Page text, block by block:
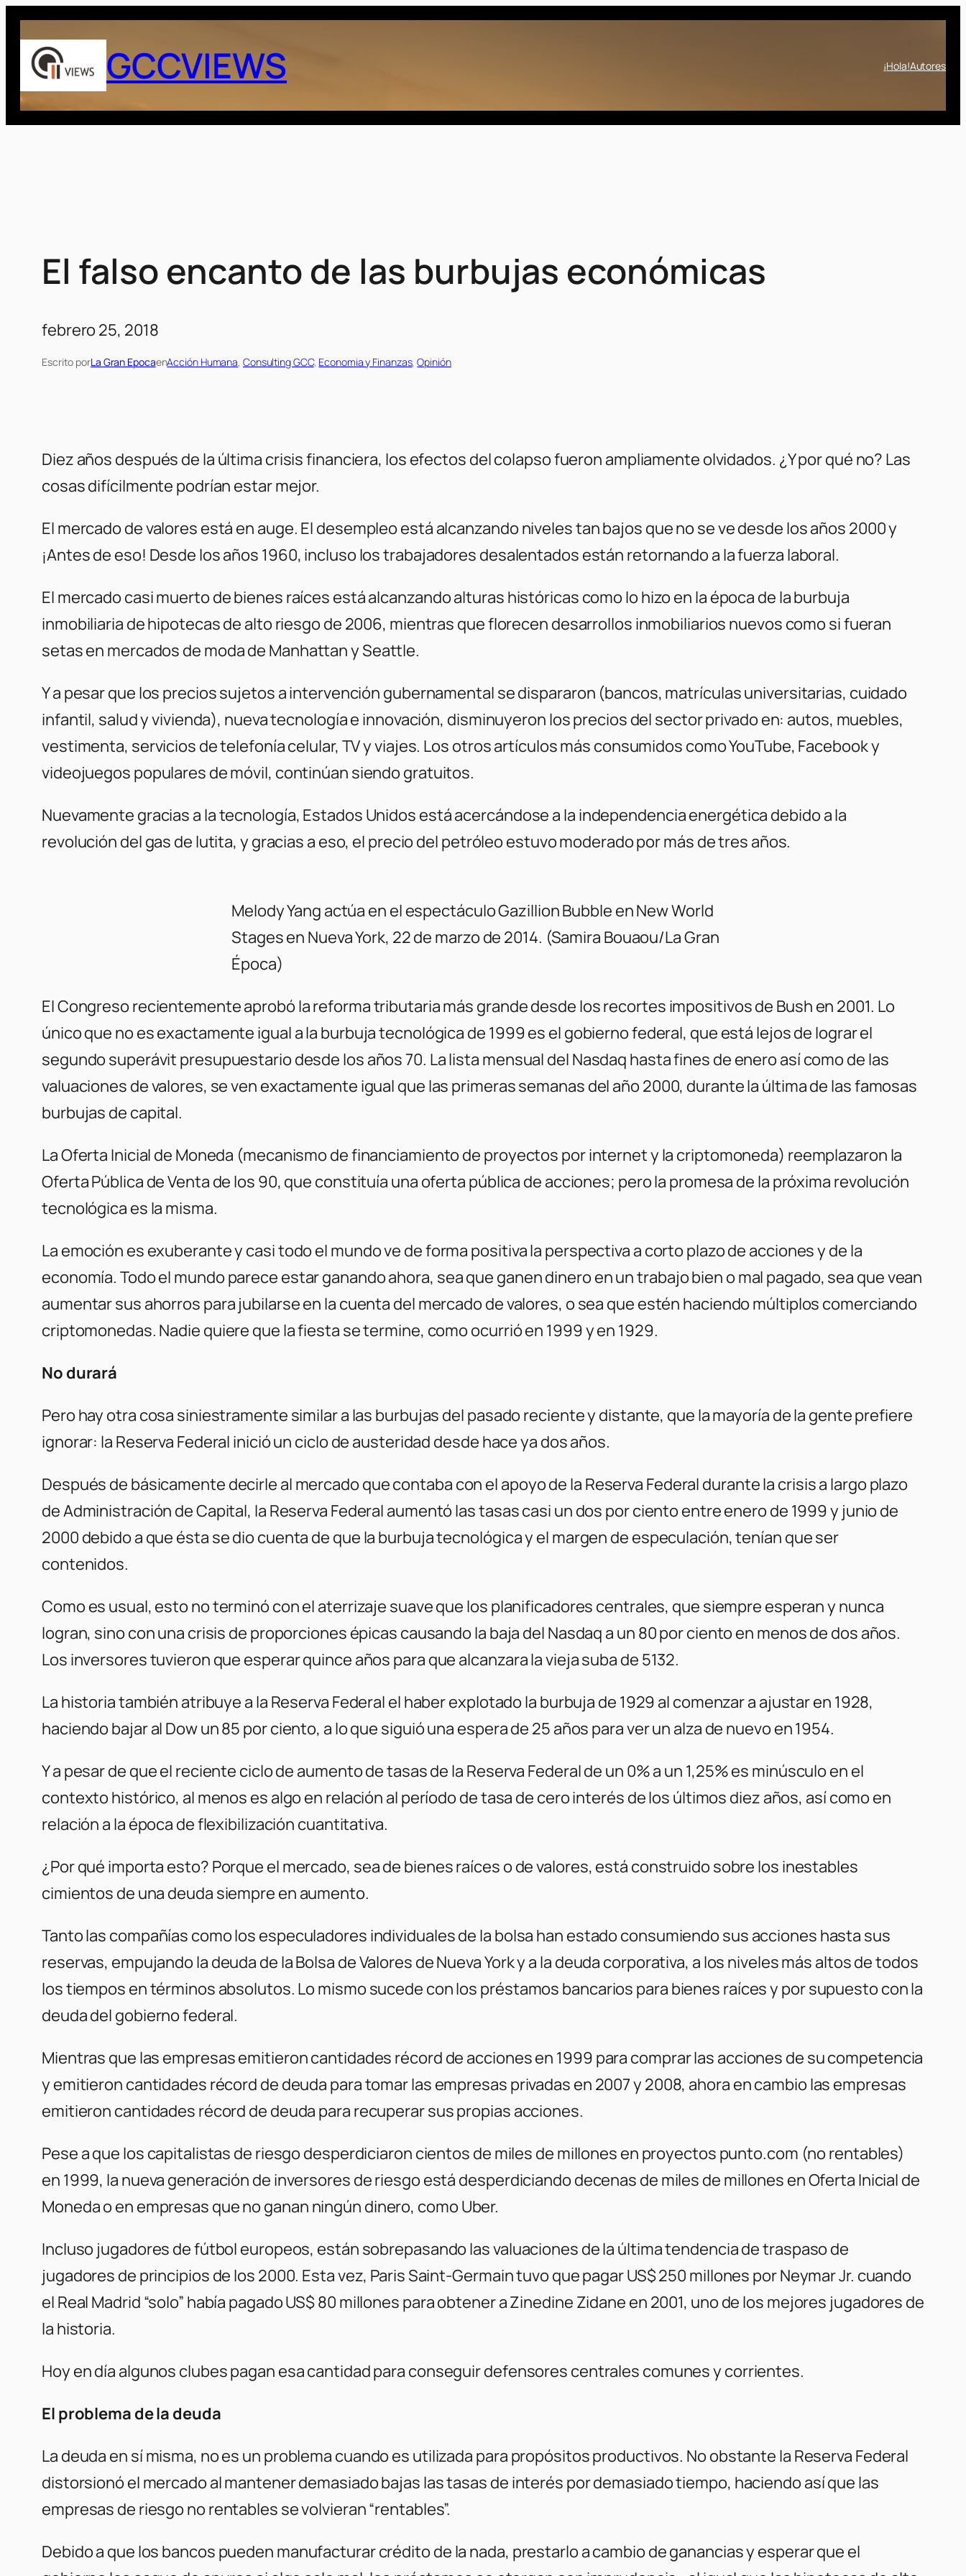
Saltar
contenido
GCCVIEWS ¡Hola!Autores
El falso encanto de las burbujas económicas
febrero 25, 2018
Escrito porLa Gran EpocaenAcción Humana, Consulting GCC, Economia y Finanzas, Opinión
Diez años después de la última crisis financiera, los efectos del colapso fueron ampliamente olvidados. ¿Y por qué no? Las
cosas difícilmente podrían estar mejor.
El mercado de valores está en auge. El desempleo está alcanzando niveles tan bajos que no se ve desde los años 2000 y
¡Antes de eso! Desde los años 1960, incluso los trabajadores desalentados están retornando a la fuerza laboral.
El mercado casi muerto de bienes raíces está alcanzando alturas históricas como lo hizo en la época de la burbuja
inmobiliaria de hipotecas de alto riesgo de 2006, mientras que florecen desarrollos inmobiliarios nuevos como si fueran
setas en mercados de moda de Manhattan y Seattle.
Y a pesar que los precios sujetos a intervención gubernamental se dispararon (bancos, matrículas universitarias, cuidado
infantil, salud y vivienda), nueva tecnología e innovación, disminuyeron los precios del sector privado en: autos, muebles,
vestimenta, servicios de telefonía celular, TV y viajes. Los otros artículos más consumidos como YouTube, Facebook y
videojuegos populares de móvil, continúan siendo gratuitos.
Nuevamente gracias a la tecnología, Estados Unidos está acercándose a la independencia energética debido a la
revolución del gas de lutita, y gracias a eso, el precio del petróleo estuvo moderado por más de tres años.
Melody Yang actúa en el espectáculo Gazillion Bubble en New World
Stages en Nueva York, 22 de marzo de 2014. (Samira Bouaou/La Gran
Época)
El Congreso recientemente aprobó la reforma tributaria más grande desde los recortes impositivos de Bush en 2001. Lo
único que no es exactamente igual a la burbuja tecnológica de 1999 es el gobierno federal, que está lejos de lograr el
segundo superávit presupuestario desde los años 70. La lista mensual del Nasdaq hasta fines de enero así como de las
valuaciones de valores, se ven exactamente igual que las primeras semanas del año 2000, durante la última de las famosas
burbujas de capital.
La Oferta Inicial de Moneda (mecanismo de financiamiento de proyectos por internet y la criptomoneda) reemplazaron la
Oferta Pública de Venta de los 90, que constituía una oferta pública de acciones; pero la promesa de la próxima revolución
tecnológica es la misma.
La emoción es exuberante y casi todo el mundo ve de forma positiva la perspectiva a corto plazo de acciones y de la
economía. Todo el mundo parece estar ganando ahora, sea que ganen dinero en un trabajo bien o mal pagado, sea que vean
aumentar sus ahorros para jubilarse en la cuenta del mercado de valores, o sea que estén haciendo múltiplos comerciando
criptomonedas. Nadie quiere que la fiesta se termine, como ocurrió en 1999 y en 1929.
No durará
Pero hay otra cosa siniestramente similar a las burbujas del pasado reciente y distante, que la mayoría de la gente prefiere
ignorar: la Reserva Federal inició un ciclo de austeridad desde hace ya dos años.
Después de básicamente decirle al mercado que contaba con el apoyo de la Reserva Federal durante la crisis a largo plazo
de Administración de Capital, la Reserva Federal aumentó las tasas casi un dos por ciento entre enero de 1999 y junio de
2000 debido a que ésta se dio cuenta de que la burbuja tecnológica y el margen de especulación, tenían que ser
contenidos.
Como es usual, esto no terminó con el aterrizaje suave que los planificadores centrales, que siempre esperan y nunca
logran, sino con una crisis de proporciones épicas causando la baja del Nasdaq a un 80 por ciento en menos de dos años.
Los inversores tuvieron que esperar quince años para que alcanzara la vieja suba de 5132.
La historia también atribuye a la Reserva Federal el haber explotado la burbuja de 1929 al comenzar a ajustar en 1928,
haciendo bajar al Dow un 85 por ciento, a lo que siguió una espera de 25 años para ver un alza de nuevo en 1954.
Y a pesar de que el reciente ciclo de aumento de tasas de la Reserva Federal de un 0% a un 1,25% es minúsculo en el
contexto histórico, al menos es algo en relación al período de tasa de cero interés de los últimos diez años, así como en
relación a la época de flexibilización cuantitativa.
¿Por qué importa esto? Porque el mercado, sea de bienes raíces o de valores, está construido sobre los inestables
cimientos de una deuda siempre en aumento.
Tanto las compañías como los especuladores individuales de la bolsa han estado consumiendo sus acciones hasta sus
reservas, empujando la deuda de la Bolsa de Valores de Nueva York y a la deuda corporativa, a los niveles más altos de todos
los tiempos en términos absolutos. Lo mismo sucede con los préstamos bancarios para bienes raíces y por supuesto con la
deuda del gobierno federal.
Mientras que las empresas emitieron cantidades récord de acciones en 1999 para comprar las acciones de su competencia
y emitieron cantidades récord de deuda para tomar las empresas privadas en 2007 y 2008, ahora en cambio las empresas
emitieron cantidades récord de deuda para recuperar sus propias acciones.
Pese a que los capitalistas de riesgo desperdiciaron cientos de miles de millones en proyectos punto.com (no rentables)
en 1999, la nueva generación de inversores de riesgo está desperdiciando decenas de miles de millones en Oferta Inicial de
Moneda o en empresas que no ganan ningún dinero, como Uber.
Incluso jugadores de fútbol europeos, están sobrepasando las valuaciones de la última tendencia de traspaso de
jugadores de principios de los 2000. Esta vez, Paris Saint-Germain tuvo que pagar US$ 250 millones por Neymar Jr. cuando
el Real Madrid “solo” había pagado US$ 80 millones para obtener a Zinedine Zidane en 2001, uno de los mejores jugadores de
la historia.
Hoy en día algunos clubes pagan esa cantidad para conseguir defensores centrales comunes y corrientes.
El problema de la deuda
La deuda en sí misma, no es un problema cuando es utilizada para propósitos productivos. No obstante la Reserva Federal
distorsionó el mercado al mantener demasiado bajas las tasas de interés por demasiado tiempo, haciendo así que las
empresas de riesgo no rentables se volvieran “rentables”.
Debido a que los bancos pueden manufacturar crédito de la nada, prestarlo a cambio de ganancias y esperar que el